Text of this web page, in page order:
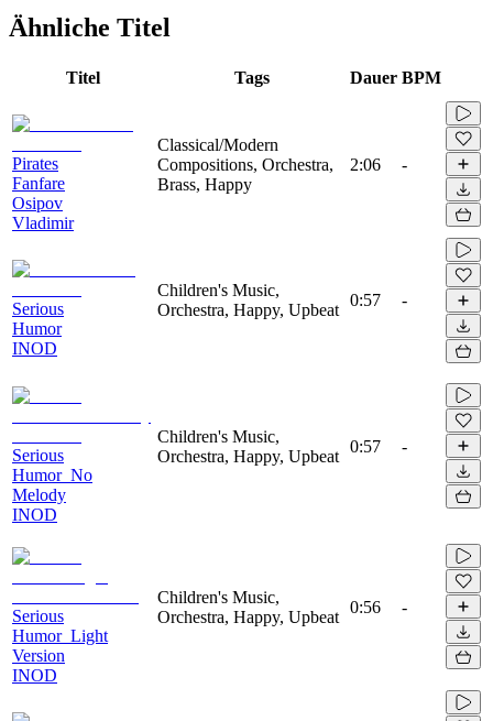
Ähnliche Titel
Titel Tags Dauer BPM
Pirates
Fanfare
Osipov
Vladimir
Classical/Modern
Compositions, Orchestra,
Brass, Happy
2:06 -
Serious
Humor
INOD
Children's Music,
Orchestra, Happy, Upbeat
0:57 -
Serious
Humor_No
Melody
INOD
Children's Music,
Orchestra, Happy, Upbeat
0:57 -
Serious
Humor_Light
Version
INOD
Children's Music,
Orchestra, Happy, Upbeat
0:56 -